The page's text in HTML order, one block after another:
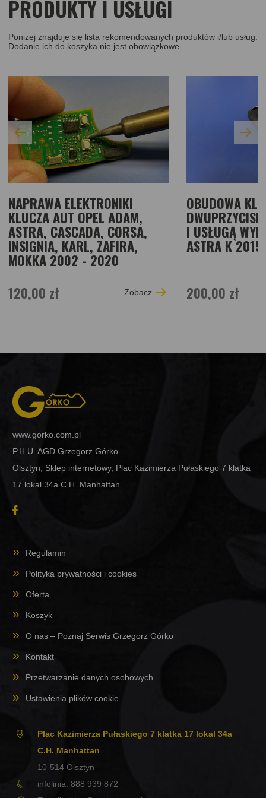
PRODUKTY I USŁUGI
Poniżej znajduje się lista rekomendowanych produktów i/lub usług.
Dodanie ich do koszyka nie jest obowiązkowe.
NAPRAWA ELEKTRONIKI
KLUCZA AUT OPEL ADAM,
ASTRA, CASCADA, CORSA,
INSIGNIA, KARL, ZAFIRA,
MOKKA 2002 - 2020
120,00 zł
Zobacz
OBUDOWA
I USŁUGĄ
ASTRA K
200,00 zł
www.gorko.com.pl
P.H.U. AGD Grzegorz Górko
Olsztyn, Sklep internetowy, Plac Kazimierza Pułaskiego 7 klatka
17 lokal 34a C.H. Manhattan
Regulamin
Polityka prywatności i cookies
Oferta
Koszyk
O nas – Poznaj Serwis Grzegorz Górko
Kontakt
Przetwarzanie danych osobowych
Ustawienia plików cookie
Plac Kazimierza Pułaskiego 7 klatka 17 lokal 34a
C.H. Manhattan
10-514 Olsztyn
infolinia: 888 939 872